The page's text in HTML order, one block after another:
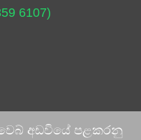
6107)
වෙබ් අඩවියේ පළකරනු